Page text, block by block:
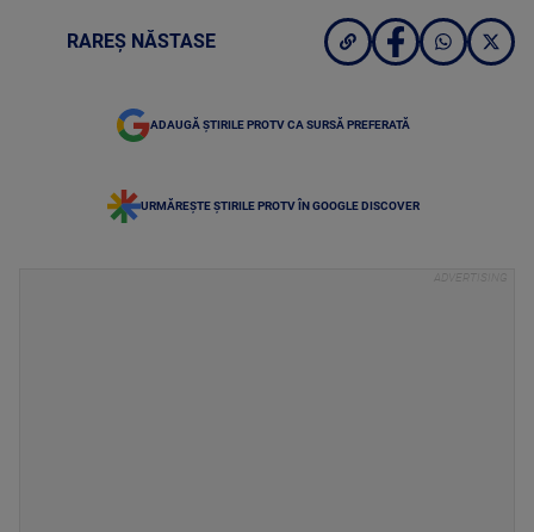
RAREȘ NĂSTASE
ADAUGĂ ȘTIRILE PROTV CA SURSĂ PREFERATĂ
URMĂREȘTE ȘTIRILE PROTV ÎN GOOGLE DISCOVER